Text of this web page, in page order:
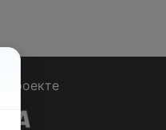
О проекте